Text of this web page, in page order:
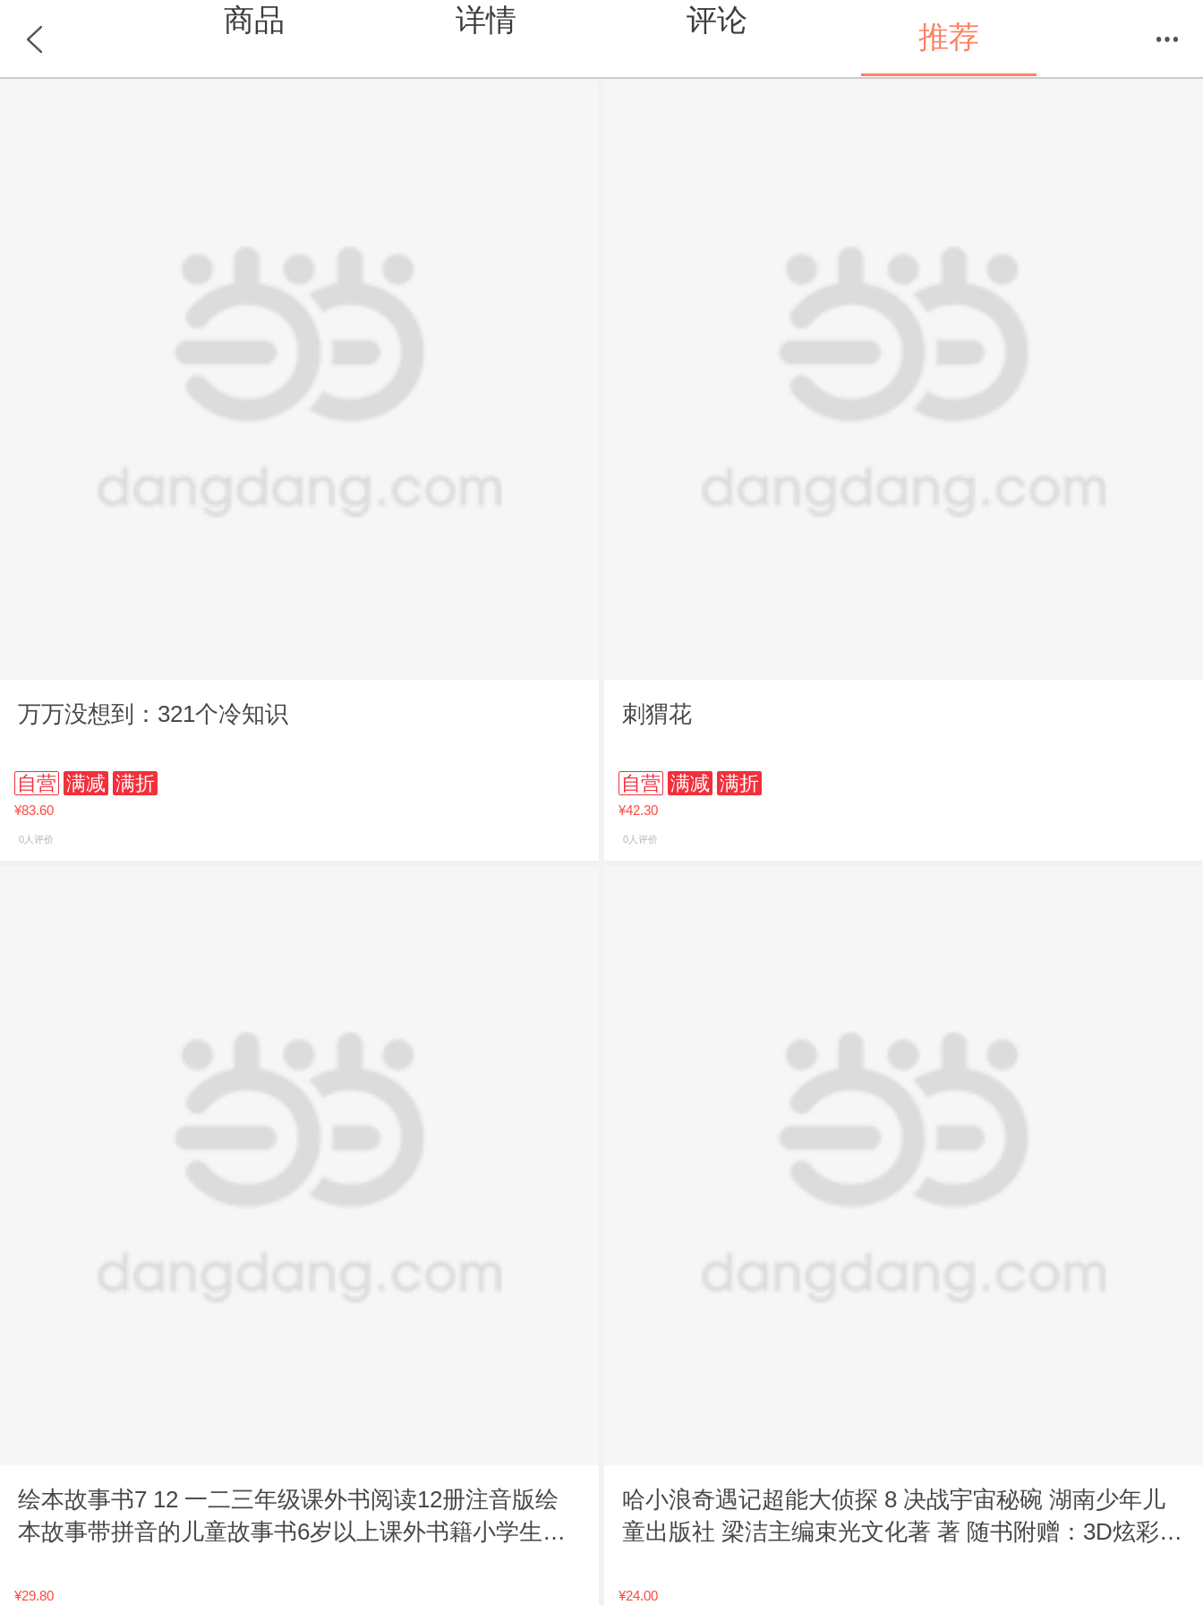
商品 详情 评论 推荐
万万没想到：321个冷知识
自营 满减 满折
¥83.60
0人评价
刺猬花
自营 满减 满折
¥42.30
0人评价
绘本故事书7 12 一二三年级课外书阅读12册注音版绘
本故事带拼音的儿童故事书6岁以上课外书籍小学生课
¥29.80
哈小浪奇遇记超能大侦探 8 决战宇宙秘碗 湖南少年儿
童出版社 梁洁主编束光文化著 著 随书附赠：3D炫彩卡
¥24.00